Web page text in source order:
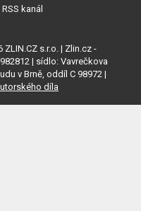
RSS kanál
ZLIN.CZ s.r.o. | Zlin.cz -
| sídlo: Vavrečkova
v Brně, oddíl C 98972 |
díla